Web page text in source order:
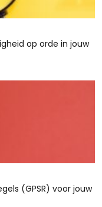
op orde in jouw
(GPSR) voor jouw